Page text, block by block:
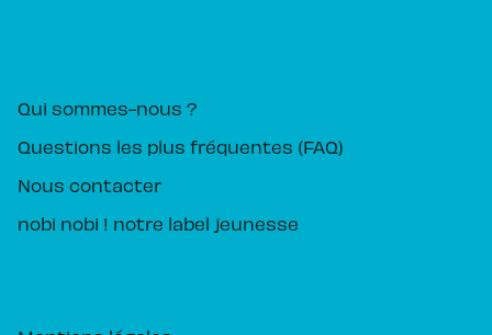
Qui sommes-nous ?
Questions les plus fréquentes (FAQ)
Nous contacter
nobi nobi ! notre label jeunesse